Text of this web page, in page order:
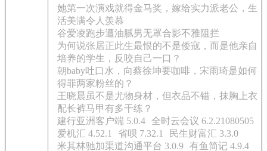
她第一次演戏就得金马奖，嫁给实力派老公，生
活美满令人羡慕
谷爱凌跑步遭油腻男无罩合影不雅阻拦
为何说张居正此生最恨的不是倭寇，而是他亲自
培养的学生，反咬自己一口？
朝baby吐口水，向蔡徐坤要咖啡，宋雨琦是如何
得罪两家粉丝的？
王晓晨虽不是尤物身材，但衣品不错，抹胸上衣
配长裤马甲有多干练？
建行亚洲客户端 5.0.4 全时云会议 6.2.21080505
爱机汇 4.52.1
省呗 7.32.1
民生财富汇 3.3.0
米其林驰加渠道沟通平台 3.0.9 有鱼简记 4.9.4